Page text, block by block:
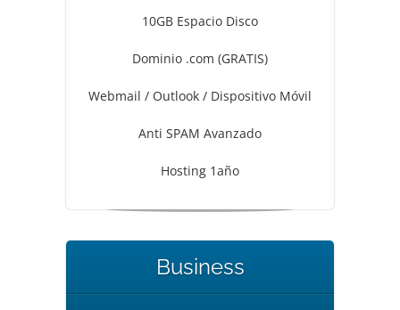
10GB Espacio Disco
Dominio .com (GRATIS)
Webmail / Outlook / Dispositivo Móvil
Anti SPAM Avanzado
Hosting 1año
Business